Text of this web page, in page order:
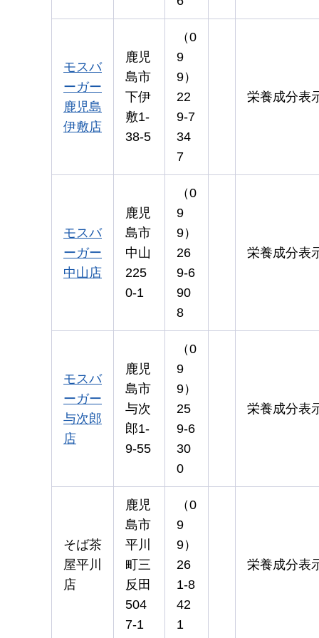
モスバ
ーガー
鹿児島
伊敷店
鹿児
島市
下伊
敷1-
38-5
（0
9
9）
22
9-7
34
7
栄養成分表
モスバ
ーガー
中山店
鹿児
島市
中山
225
0-1
（0
9
9）
26
9-6
90
8
栄養成分表
モスバ
ーガー
与次郎
店
鹿児
島市
与次
郎1-
9-55
（0
9
9）
25
9-6
30
0
栄養成分表
そば茶
屋平川
店
鹿児
島市
平川
町三
反田
504
7-1
（0
9
9）
26
1-8
42
1
栄養成分表